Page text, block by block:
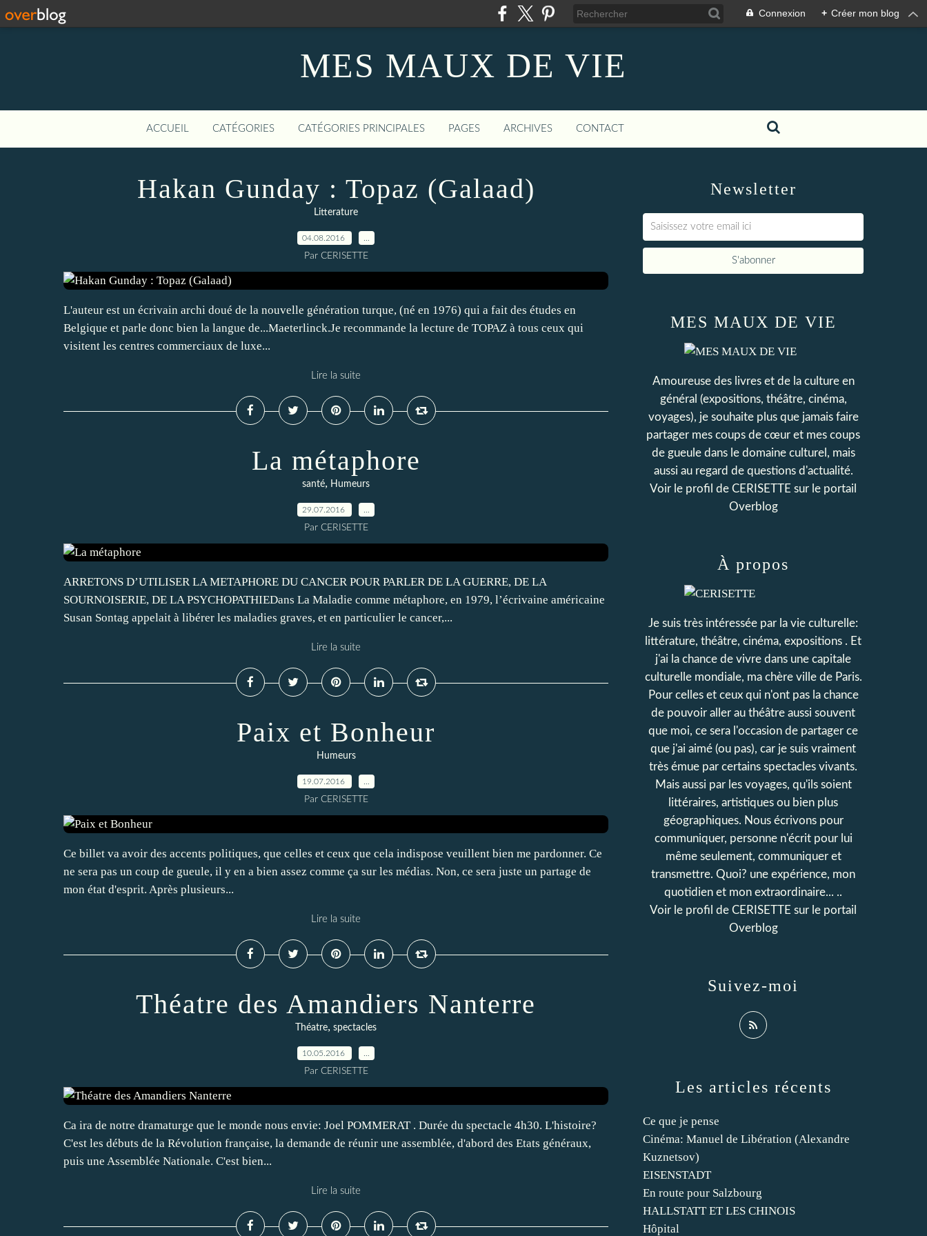
Connexion + Créer mon blog
MES MAUX DE VIE
ACCUEIL CATÉGORIES CATÉGORIES PRINCIPALES PAGES ARCHIVES CONTACT
Hakan Gunday : Topaz (Galaad)
Litterature
04.08.2016
Par CERISETTE
L'auteur est un écrivain archi doué de la nouvelle génération turque, (né en 1976) qui a fait des études en
Belgique et parle donc bien la langue de...Maeterlinck.Je recommande la lecture de TOPAZ à tous ceux qui
visitent les centres commerciaux de luxe...
Lire la suite
La métaphore
santé, Humeurs
29.07.2016
Par CERISETTE
ARRETONS D’UTILISER LA METAPHORE DU CANCER POUR PARLER DE LA GUERRE, DE LA
SOURNOISERIE, DE LA PSYCHOPATHIEDans La Maladie comme métaphore, en 1979, l’écrivaine américaine
Susan Sontag appelait à libérer les maladies graves, et en particulier le cancer,...
Lire la suite
Paix et Bonheur
Humeurs
19.07.2016
Par CERISETTE
Ce billet va avoir des accents politiques, que celles et ceux que cela indispose veuillent bien me pardonner. Ce
ne sera pas un coup de gueule, il y en a bien assez comme ça sur les médias. Non, ce sera juste un partage de
mon état d'esprit. Après plusieurs...
Lire la suite
Théatre des Amandiers Nanterre
Théatre, spectacles
10.05.2016
Par CERISETTE
Ca ira de notre dramaturge que le monde nous envie: Joel POMMERAT . Durée du spectacle 4h30. L'histoire?
C'est les débuts de la Révolution française, la demande de réunir une assemblée, d'abord des Etats généraux,
puis une Assemblée Nationale. C'est bien...
Lire la suite
Newsletter
Les articles récents
Ce que je pense
Cinéma: Manuel de Libération (Alexandre
Kuznetsov)
EISENSTADT
En route pour Salzbourg
HALLSTATT ET LES CHINOIS
Hôpital
MES MAUX DE VIE
Amoureuse des livres et de la culture en
général (expositions, théâtre, cinéma,
voyages), je souhaite plus que jamais faire
partager mes coups de cœur et mes coups
de gueule dans le domaine culturel, mais
aussi au regard de questions d'actualité.
Voir le profil de CERISETTE sur le portail
Overblog
Suivez-moi
À propos
Je suis très intéressée par la vie culturelle:
littérature, théâtre, cinéma, expositions . Et
j'ai la chance de vivre dans une capitale
culturelle mondiale, ma chère ville de Paris.
Pour celles et ceux qui n'ont pas la chance
de pouvoir aller au théâtre aussi souvent
que moi, ce sera l'occasion de partager ce
que j'ai aimé (ou pas), car je suis vraiment
très émue par certains spectacles vivants.
Mais aussi par les voyages, qu'ils soient
littéraires, artistiques ou bien plus
géographiques. Nous écrivons pour
communiquer, personne n'écrit pour lui
même seulement, communiquer et
transmettre. Quoi? une expérience, mon
quotidien et mon extraordinaire... ..
Voir le profil de CERISETTE sur le portail
Overblog